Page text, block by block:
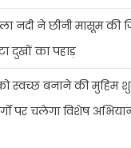
नदी ने छीनी मासूम की
दुखों का पहाड़
स्वच्छ बनाने की मुहिम
पर चलेगा विशेष